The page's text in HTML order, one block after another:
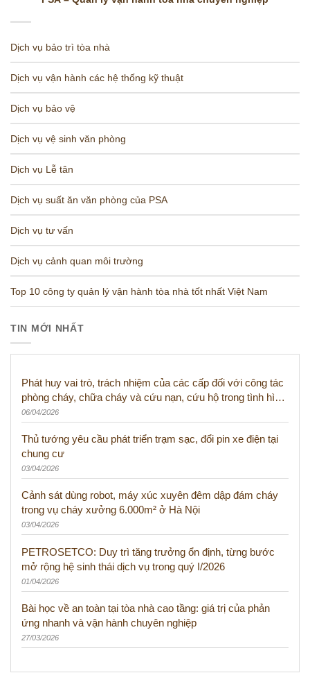
Dịch vụ bảo trì tòa nhà
Dịch vụ vận hành các hệ thống kỹ thuật
Dịch vụ bảo vệ
Dịch vụ vệ sinh văn phòng
Dịch vụ Lễ tân
Dịch vụ suất ăn văn phòng của PSA
Dịch vụ tư vấn
Dịch vụ cảnh quan môi trường
Top 10 công ty quản lý vận hành tòa nhà tốt nhất Việt Nam
TIN MỚI NHẤT
Phát huy vai trò, trách nhiệm của các cấp đối với công tác
phòng cháy, chữa cháy và cứu nạn, cứu hộ trong tình hình
mới
06/04/2026
Thủ tướng yêu cầu phát triển trạm sạc, đổi pin xe điện tại
chung cư
03/04/2026
Cảnh sát dùng robot, máy xúc xuyên đêm dập đám cháy
trong vụ cháy xưởng 6.000m² ở Hà Nội
03/04/2026
PETROSETCO: Duy trì tăng trưởng ổn định, từng bước
mở rộng hệ sinh thái dịch vụ trong quý I/2026
01/04/2026
Bài học về an toàn tại tòa nhà cao tầng: giá trị của phản
ứng nhanh và vận hành chuyên nghiệp
27/03/2026